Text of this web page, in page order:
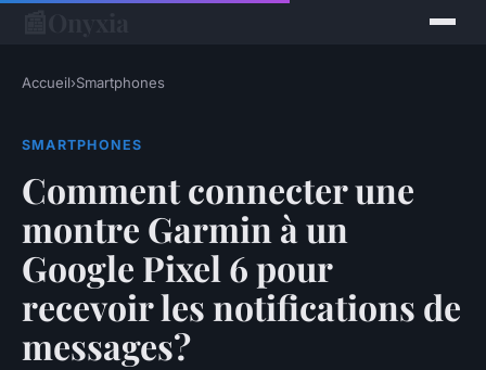
Accueil›Smartphones
SMARTPHONES
Comment connecter une
montre Garmin à un
Google Pixel 6 pour
recevoir les notifications de
messages?